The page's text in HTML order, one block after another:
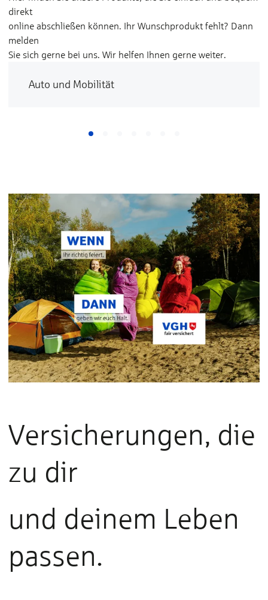
direkt
online abschließen können. Ihr Wunschprodukt fehlt? Dann
melden
Sie sich gerne bei uns. Wir helfen Ihnen gerne weiter.
Auto und Mobilität
Versicherungen, die
zu dir
und deinem Leben
passen.